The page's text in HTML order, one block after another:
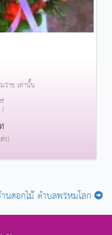
ราช เท่านั้น
ง)
นดอกไม้ ตำบลพรหมโลก